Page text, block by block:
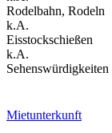
Rodelbahn, Rodeln
k.A.
Eisstockschießen
k.A.
Sehenswürdigkeiten
Mietunterkunft